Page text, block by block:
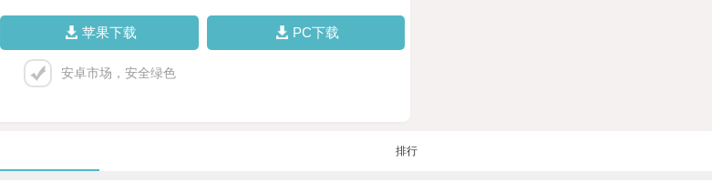
苹果下载 PC下载
安卓市场，安全绿色
排行